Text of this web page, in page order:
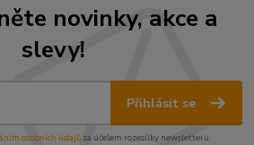
novinky, akce a
slevy!
Přihlásit se
osobních údajůza účelem rozesílky newsletteru.